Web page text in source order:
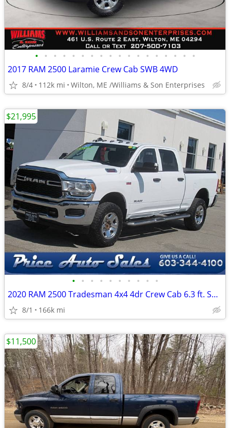
• • • • • • • • • • • • • • • • • •
2017 RAM 2500 Laramie Crew Cab SWB 4WD
8/4 112k mi Wilton, ME /Williams & Son Enterprises
• • • • • • • • • •
2020 RAM 2500 Tradesman 4x4 4dr Crew Cab 6.3 ft. SB Pickup
8/1 166k mi
$21,995
$11,500